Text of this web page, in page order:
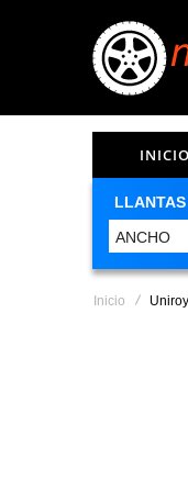
INICIO
Inicio